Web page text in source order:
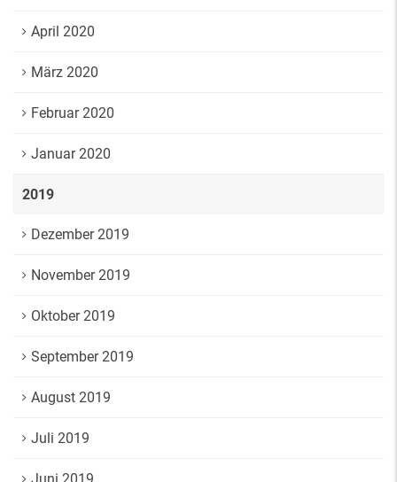
April 2020
März 2020
Februar 2020
Januar 2020
2019
Dezember 2019
November 2019
Oktober 2019
September 2019
August 2019
Juli 2019